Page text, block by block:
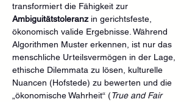
transformiert die Fähigkeit zur
Ambiguitätstoleranz in gerichtsfeste,
ökonomisch valide Ergebnisse. Während
Algorithmen Muster erkennen, ist nur das
menschliche Urteilsvermögen in der Lage,
ethische Dilemmata zu lösen, kulturelle
Nuancen (Hofstede) zu bewerten und die
„ökonomische Wahrheit“ (True and Fair